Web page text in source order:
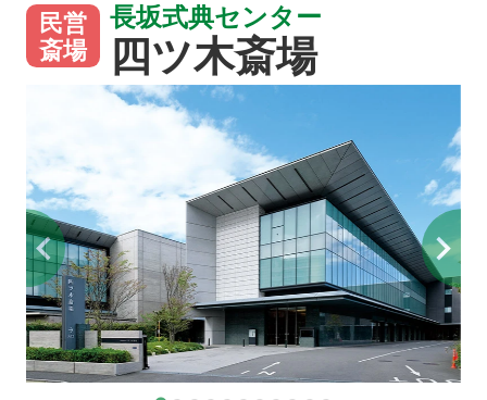
民営
斎場
長坂式典センター
四ツ木斎場